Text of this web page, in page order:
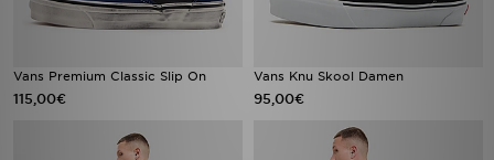
Vans Premium Classic Slip On
115,00€
Vans Knu Skool Damen
95,00€